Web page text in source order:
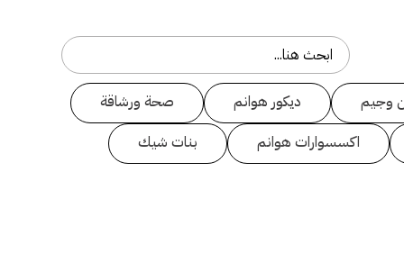
وجيم ديكور هوانم
صحة ورشاقة
اكسسوارات هوانم
بنات شيك